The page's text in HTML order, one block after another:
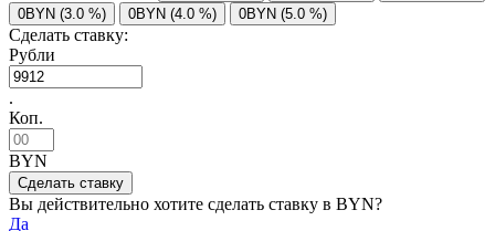
0BYN (3.0 %)
0BYN (4.0 %) 0BYN (5.0 %)
Сделать ставку:
Рубли
.
Коп.
BYN
Вы действительно хотите сделать ставку в BYN?
Да